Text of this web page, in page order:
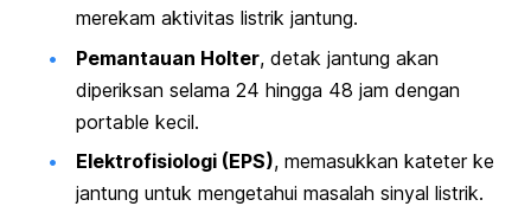
merekam aktivitas listrik jantung.
Pemantauan Holter, detak jantung akan
diperiksan selama 24 hingga 48 jam dengan
portable kecil.
Elektrofisiologi (EPS), memasukkan kateter ke
jantung untuk mengetahui masalah sinyal listrik.